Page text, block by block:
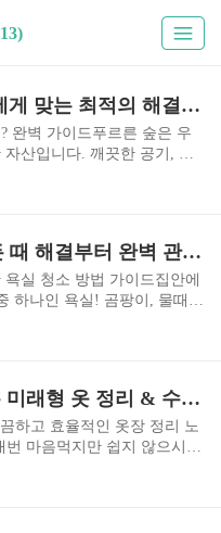
산림 보호 방법 A to Z: 당신에게 맞는 최적의 해결책은? (정보 vs 가이드 완벽 비교)
완벽 가이드푸르른 숲은 우
산입니다. 깨끗한 공기, 맑
, 지구 온난화 방지에도 큰
다.왜 산림 보호가 중요할까
닙니다. 지구 생태계의 핵심
제공합니다. 생태계 유지:
물 다양성을 보존합니다. 기
구 온난화 속도를 ..
5단계 욕실 청소 가이드: 찌든 때 해결부터 완벽 관리까지!
실 청소 방법 가이드집안에
하나인 욕실! 곰팡이, 물때,
죠? 하지만 걱정 마세요! 오
세계로 떠나볼까요?1. 청소
성공적인 욕실 청소를 위해
청소하기 전에 준비해야 할
용도 세정제 (욕실용, 곰팡이
5D 옷장 혁명: AI가 설계하는 미래형 옷 정리 & 수납법
하고 효율적인 옷장 정리 노
마음먹지만 쉽지 않으시
장 문을 열 때마다 쏟아져